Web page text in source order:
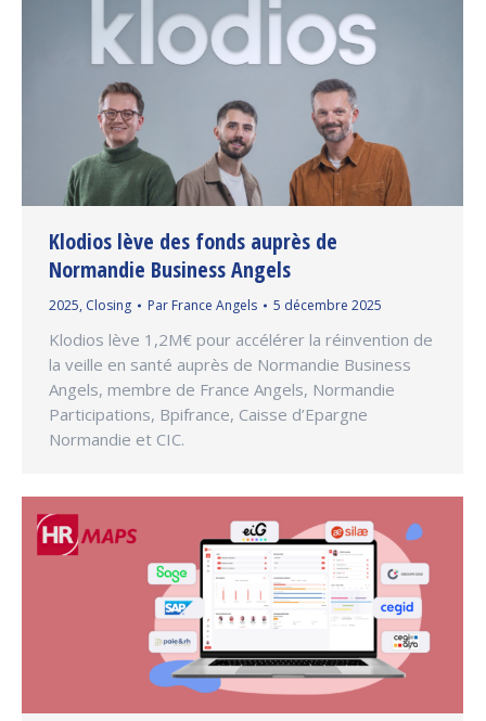
Klodios lève des fonds auprès de
Normandie Business Angels
2025, Closing Par France Angels 5 décembre 2025
Klodios lève 1,2M€ pour accélérer la réinvention de
la veille en santé auprès de Normandie Business
Angels, membre de France Angels, Normandie
Participations, Bpifrance, Caisse d’Epargne
Normandie et CIC.